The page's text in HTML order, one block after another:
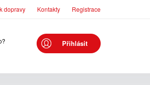
Přihlásit
dopravy Kontakty Registrace